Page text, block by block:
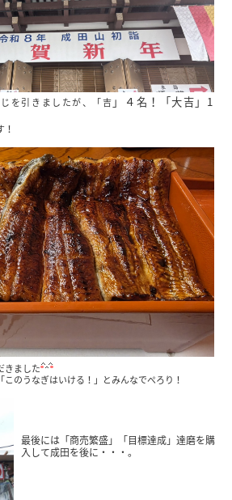
を引きましたが、「吉 」４名！「大吉」1
きました
のうなぎはいける！」とみんなでぺろり！
最後には「商売繁盛」「目標達成」達磨を購
入して成田を後に・・・。